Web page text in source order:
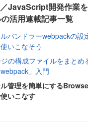
JavaScript開発作業
活用連載記事一覧
バンドラーwebpackの設
いこなそう
の構成ファイルをまとめ
」入門
管理を簡単にする
いこなす